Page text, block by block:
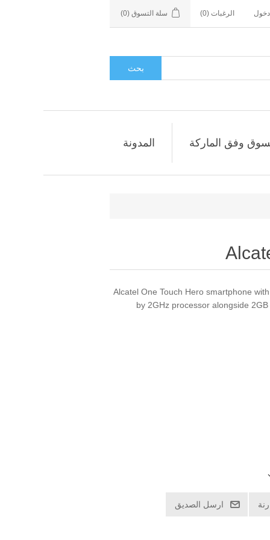
الرغبات (0) سلة التسوق (0)
بحث
وفق الماركة المدونة
Alcatel One Touch Hero smartphone
by 2GHz processor alongside
ارسل الصديق